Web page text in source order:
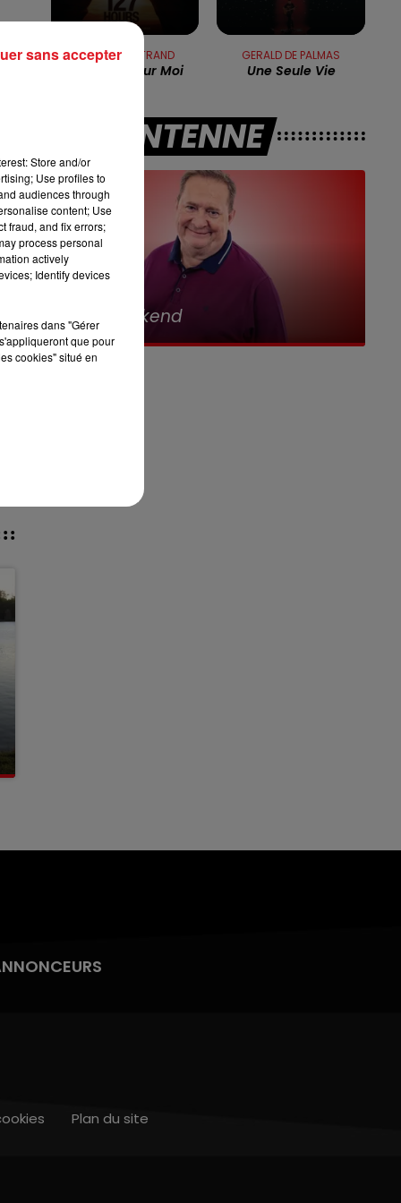
7h00 - 10h00
RDL WEEK-END
PLASTIC BERTRAND
Ca Plane Pour Moi
GERALD DE PALMAS
Une Seule Vie
A L'ANTENNE
RDL Weekend
Plan du site
Store and/or
Use profiles to
audiences through
content; Use
fraud, and fix errors;
process personal
actively
Identify devices
dans "Gérer
que pour
cookies" situé en
sans accepter